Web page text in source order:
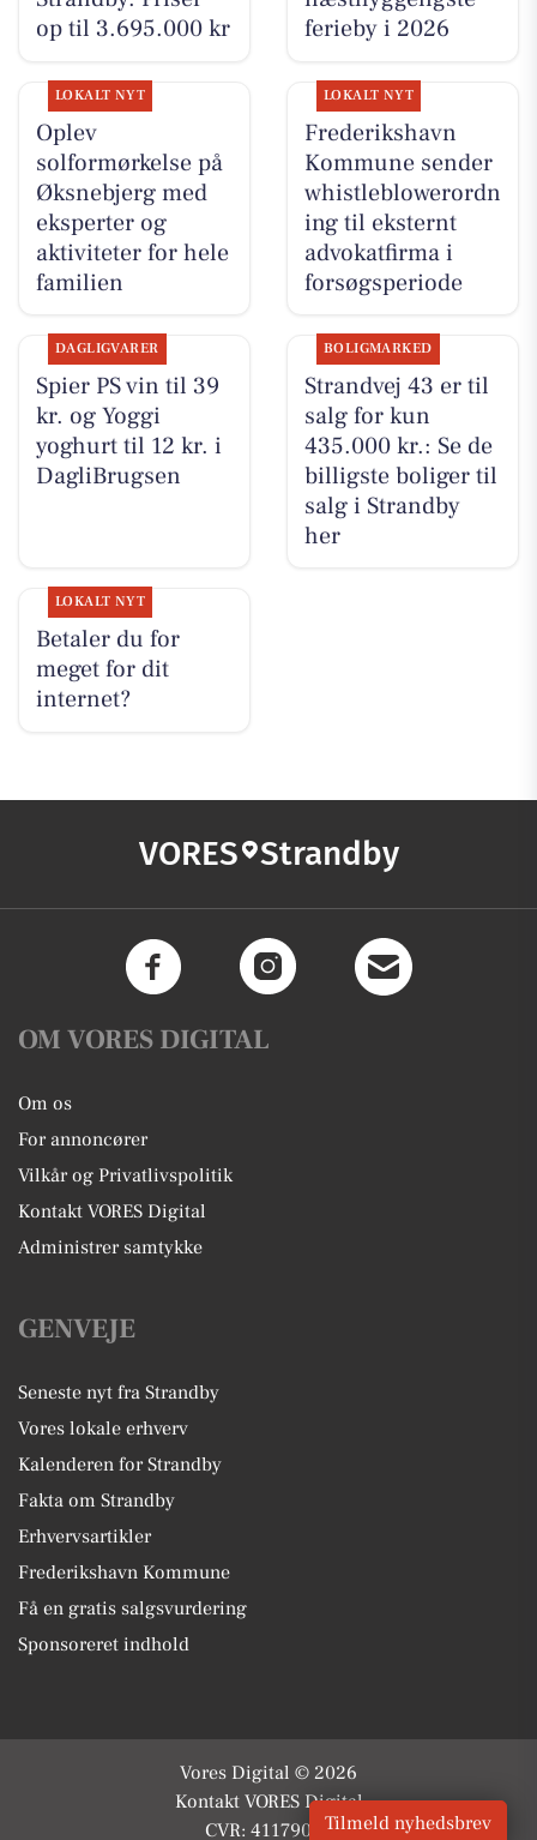
op til 3.695.000 kr
ferieby i 2026
LOKALT NYT
Oplev
solformørkelse på
Øksnebjerg med
eksperter og
aktiviteter for hele
familien
LOKALT NYT
Frederikshavn
Kommune sender
whistleblowerordn
ing til eksternt
advokatfirma i
forsøgsperiode
DAGLIGVARER
Spier PS vin til 39
kr. og Yoggi
yoghurt til 12 kr. i
DagliBrugsen
BOLIGMARKED
Strandvej 43 er til
salg for kun
435.000 kr.: Se de
billigste boliger til
salg i Strandby
her
LOKALT NYT
Betaler du for
meget for dit
internet?
VORES Strandby
OM VORES DIGITAL
Om os
For annoncører
Vilkår og Privatlivspolitik
Kontakt VORES Digital
Administrer samtykke
GENVEJE
Seneste nyt fra Strandby
Vores lokale erhverv
Kalenderen for Strandby
Fakta om Strandby
Erhvervsartikler
Frederikshavn Kommune
Få en gratis salgsvurdering
Sponsoreret indhold
Vores Digital © 2026
Kontakt VORES Digital
CVR: 41179082Tilmeld nyhedsbrev